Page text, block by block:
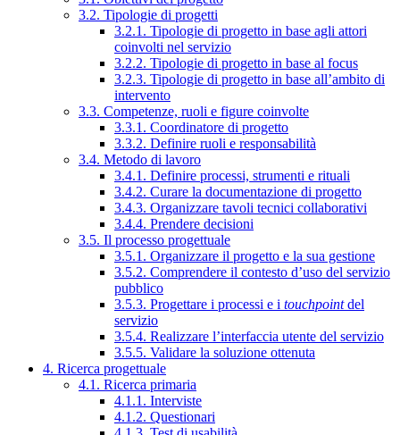
3.2. Tipologie di progetti
3.2.1. Tipologie di progetto in base agli attori
coinvolti nel servizio
3.2.2. Tipologie di progetto in base al focus
3.2.3. Tipologie di progetto in base all’ambito di
intervento
3.3. Competenze, ruoli e figure coinvolte
3.3.1. Coordinatore di progetto
3.3.2. Definire ruoli e responsabilità
3.4. Metodo di lavoro
3.4.1. Definire processi, strumenti e rituali
3.4.2. Curare la documentazione di progetto
3.4.3. Organizzare tavoli tecnici collaborativi
3.4.4. Prendere decisioni
3.5. Il processo progettuale
3.5.1. Organizzare il progetto e la sua gestione
3.5.2. Comprendere il contesto d’uso del servizio
pubblico
3.5.3. Progettare i processi e i touchpointdel
servizio
3.5.4. Realizzare l’interfaccia utente del servizio
3.5.5. Validare la soluzione ottenuta
4. Ricerca progettuale
4.1. Ricerca primaria
4.1.1. Interviste
4.1.2. Questionari